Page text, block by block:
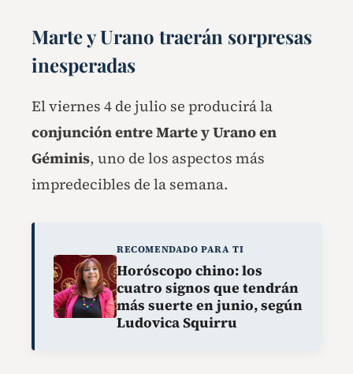
Marte y Urano traerán sorpresas
inesperadas
El viernes 4 de julio se producirá la
conjunción entre Marte y Urano en
Géminis, uno de los aspectos más
impredecibles de la semana.
RECOMENDADO PARA TI
Horóscopo chino: los
cuatro signos que tendrán
más suerte en junio, según
Ludovica Squirru